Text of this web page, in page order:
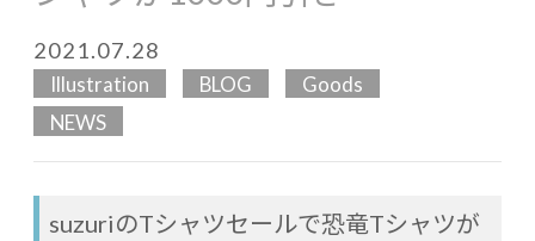
2021.07.28
Illustration BLOG
Goods
NEWS
suzuriのTシャツセールで恐竜Tシャツが